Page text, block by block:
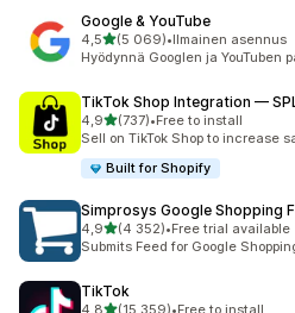
Google & YouTube
4,5/ 5 tähteä
(5 069)
5069 arvostelua yhteensä
•Ilmainen asennus
Hyödynnä Googlen ja YouTuben
TikTok Shop Integration —
4,9/ 5 tähteä
(737)
737 arvostelua yhteensä
•Free to install
Sell on TikTok Shop to increase
Built for Shopify
Simprosys Google Shopping
4,9/ 5 tähteä
(4 352)
4352 arvostelua yhteensä
•Free trial available
Submits Feed for Google
TikTok
4,8/ 5 tähteä
(15 359)•Free to install